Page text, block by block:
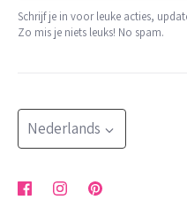
trakteren
shop op thema
blog
contact
klachtenregeling
algemene voorwaarden
privacybeleid
KVK: 65801679
Bestellingen worden
Schrijf je in voor leuke acties,
Zo mis je niets leuks! No spam.
Taal
Nederlands